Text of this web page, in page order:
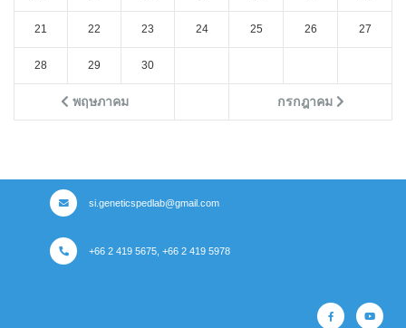
พฤษภาคม กรกฎาคม
21 22 23 24 25 26 27
28 29 30
si.geneticspedlab@gmail.com
+66 2 419 5675, +66 2 419 5978